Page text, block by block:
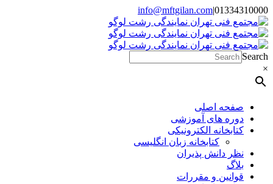
Skip
to
content
01334310000
|
info@mftgilan.com
Instagram
LinkedIn
Search
×
صفحه اصلی
دوره های آموزشی
کتابخانه الکترونیکی
کتابخانه زبان انگلیسی
نظر دانش پذیران
بلاگ
قوانین و مقررات